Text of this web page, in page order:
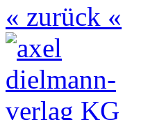
« zurück «